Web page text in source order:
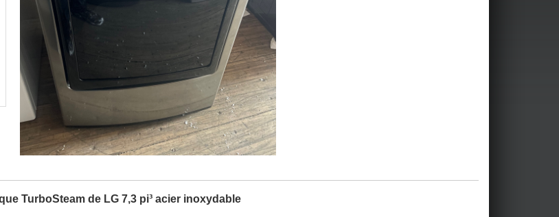
TurboSteam de LG 7,3 pi³ acier inoxydable